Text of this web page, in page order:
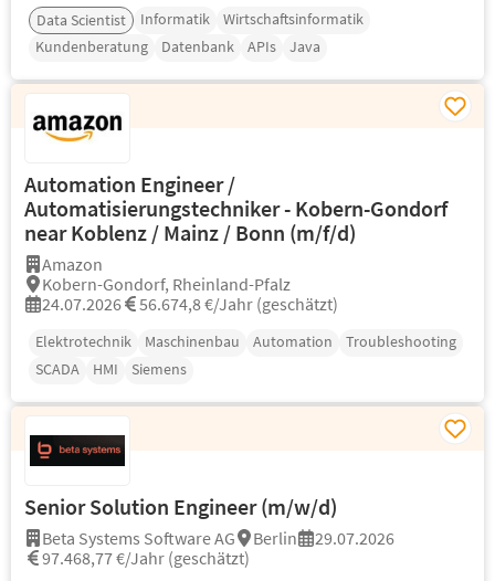
Data Scientist Informatik
Wirtschaftsinformatik
Kundenberatung
Datenbank APIs Java
Automation Engineer /
Automatisierungstechniker - Kobern-Gondorf
near Koblenz / Mainz / Bonn (m/f/d)
Amazon
Kobern-Gondorf, Rheinland-Pfalz
24.07.2026
56.674,8 €/Jahr (geschätzt)
Elektrotechnik Maschinenbau Automation
Troubleshooting
SCADA
HMI Siemens
Senior Solution Engineer (m/w/d)
Beta Systems Software AG Berlin
29.07.2026
97.468,77 €/Jahr (geschätzt)